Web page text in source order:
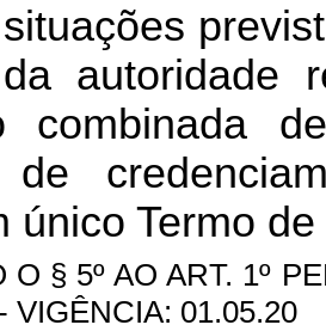
autoridade
combinada
de
único Termo
O § 5º AO ART. 1º
VIGÊNCIA: 01.05.20